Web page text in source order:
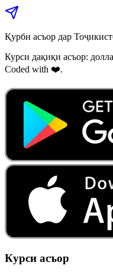
Қурби асъор дар
Курси дақиқи асъор:
Coded with ❤️.
Курси асъор